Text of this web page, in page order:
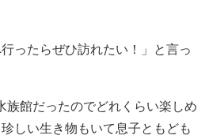
ったらぜひ訪れたい！」と言っ
族館だったのでどれくらい楽しめ
しい生き物もいて息子ともども